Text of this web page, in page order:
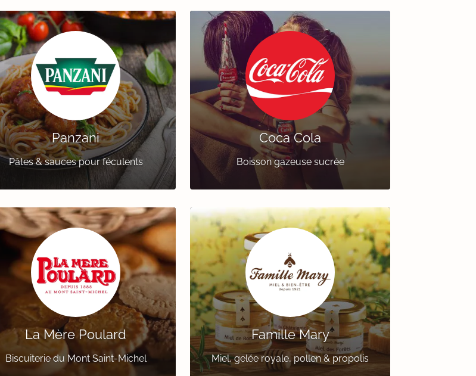
Panzani
Pâtes & sauces pour féculents
Coca Cola
Boisson gazeuse sucrée
La Mère Poulard
Biscuiterie du Mont Saint-Michel
Famille Mary
Miel, gelée royale, pollen & propolis